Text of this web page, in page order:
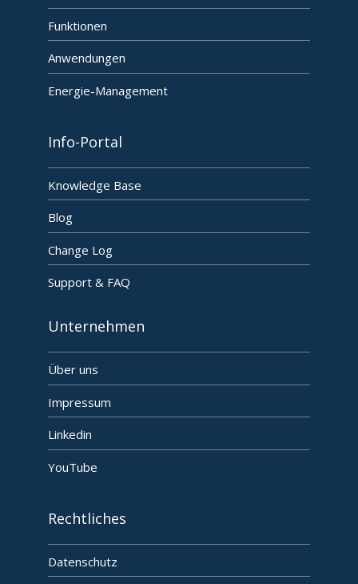
Funktionen
Anwendungen
Energie-Management
Info-Portal
Knowledge Base
Blog
Change Log
Support & FAQ
Unternehmen
Über uns
Impressum
Linkedin
YouTube
Rechtliches
Datenschutz